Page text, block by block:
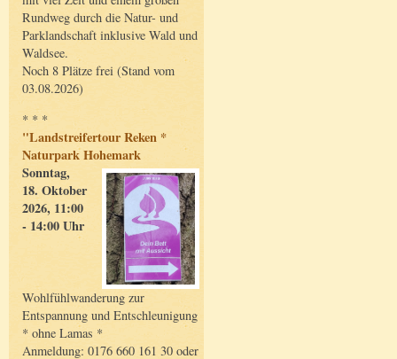
Rundweg durch die Natur- und
Parklandschaft inklusive Wald und
Waldsee.
Noch 8 Plätze frei (Stand vom
03.08.2026)
* * *
"Landstreifertour Reken *
Naturpark Hohemark
Sonntag,
18. Oktober
2026, 11:00
- 14:00 Uhr
Wohlfühlwanderung zur
Entspannung und Entschleunigung
* ohne Lamas *
Anmeldung: 0176 660 161 30 oder